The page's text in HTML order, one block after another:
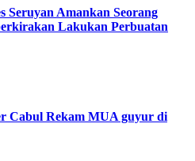
Seruyan Amankan Seorang
Lakukan Perbuatan
Cabul Rekam MUA guyur di